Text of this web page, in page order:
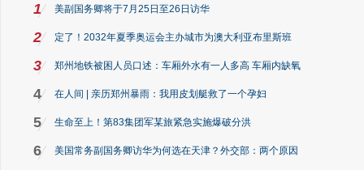
1 美副国务卿将于7月25日至26日访华
2 定了！2032年夏季奥运会主办城市为澳大利亚布里斯班
3 郑州地铁被困人员口述：车厢外水有一人多高 车厢内缺氧
4 在人间 | 亲历郑州暴雨：我用皮划艇救了一个孕妇
5 生命至上！第83集团军某旅紧急实施爆破分洪
6 美国常务副国务卿访华为何选在天津？外交部：两个原因